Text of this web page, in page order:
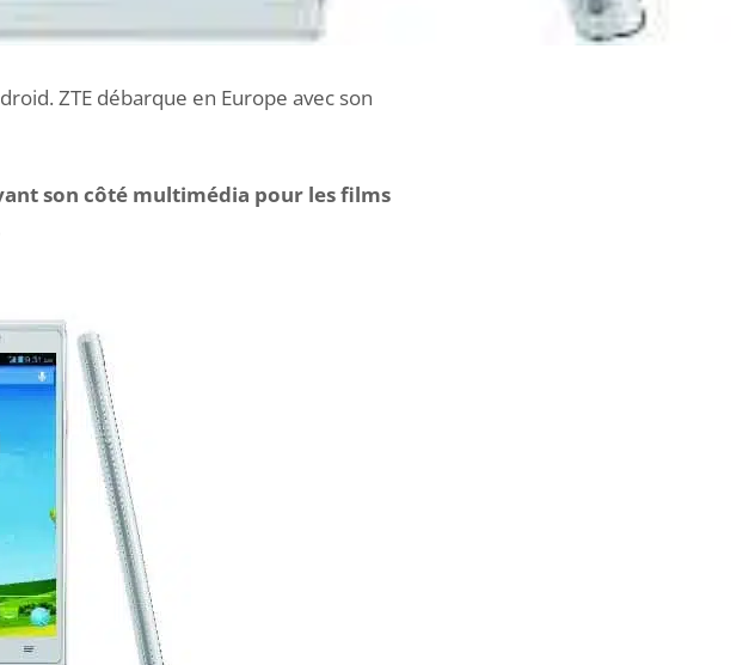
ZTE débarque en Europe avec son
son côté multimédia pour les films